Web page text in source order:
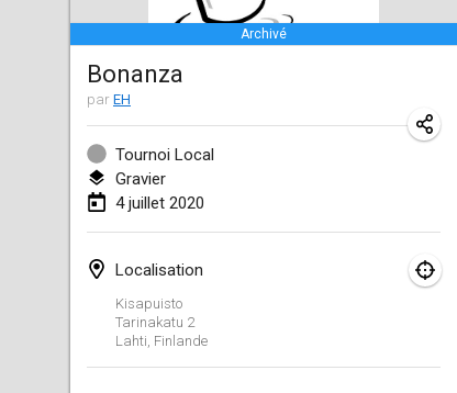
Archivé
Bonanza
par EH
Tournoi Local
Gravier
4 juillet 2020
Localisation
Kisapuisto
Tarinakatu 2
Lahti Finlande
Tournoi Mixte ASPTTOM
11 janv. 2020
Morukku tama League
12 janv. 2020
Ystävyysturnaus
Individuel du Garo
19 janv. 2020